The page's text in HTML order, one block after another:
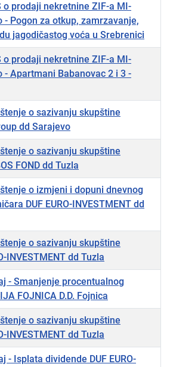
o prodaji nekretnine ZIF-a MI-
- Pogon za otkup, zamrzavanje,
jagodičastog voća u Srebrenici
o prodaji nekretnine ZIF-a MI-
- Apartmani Babanovac 2 i 3 -
o sazivanju skupštine
dd Sarajevo
o sazivanju skupštine
FOND dd Tuzla
o izmjeni i dopuni dnevnog
DUF EURO-INVESTMENT dd
o sazivanju skupštine
INVESTMENT dd Tuzla
- Smanjenje procentualnog
FOJNICA D.D. Fojnica
o sazivanju skupštine
INVESTMENT dd Tuzla
- Isplata dividende DUF EURO-